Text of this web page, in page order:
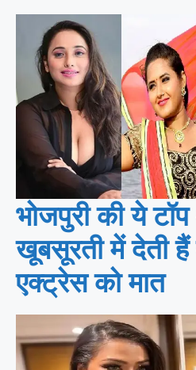
भोजपुरी की ये
खूबसूरती में देती हैं
एक्ट्रेस को मात